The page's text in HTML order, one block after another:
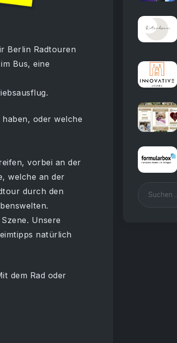
Berlin Radtouren
Bus, eine
oder welche
vorbei an der
welche an der
durch den
Unsere
natürlich
dem Rad oder